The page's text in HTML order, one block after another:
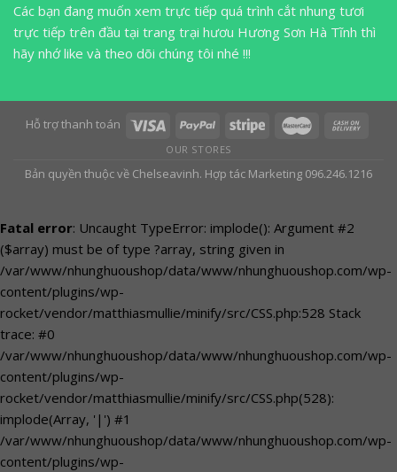
Các bạn đang muốn xem trực tiếp quá trình cắt nhung tươi
trực tiếp trên đầu tại trang trại hươu Hương Sơn Hà Tĩnh thì
hãy nhớ like và theo dõi chúng tôi nhé !!!
Hỗ trợ thanh toán
OUR STORES
Bản quyền thuộc về Chelseavinh. Hợp tác Marketing 096.246.1216
Fatal error: Uncaught TypeError: implode(): Argument #2
($array) must be of type ?array, string given in
/var/www/nhunghuoushop/data/www/nhunghuoushop.com/wp-
content/plugins/wp-
rocket/vendor/matthiasmullie/minify/src/CSS.php:528 Stack
trace: #0
/var/www/nhunghuoushop/data/www/nhunghuoushop.com/wp-
content/plugins/wp-
rocket/vendor/matthiasmullie/minify/src/CSS.php(528):
implode(Array, '|') #1
/var/www/nhunghuoushop/data/www/nhunghuoushop.com/wp-
content/plugins/wp-